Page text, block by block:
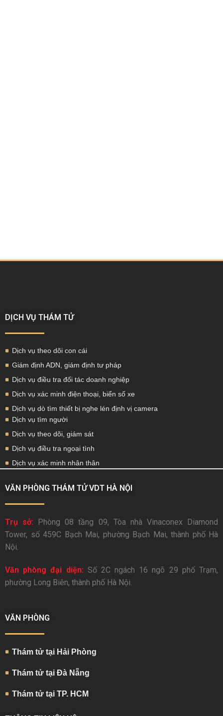
DỊCH VỤ THÁM TỬ
Dịch vụ theo dõi con cái
Giám định ADN, giám định tư pháp
Dịch vụ điều tra đối tác doanh nghiệp
Dịch vụ xác minh điện thoại, biển số xe
Dịch vụ dò tìm thiết bị nghe lén định vị camera
Dịch vụ tìm người
Dịch vụ theo dõi, giám sát
Dịch vụ điều tra ngoại tình
Dịch vụ xác minh nhân thân
VĂN PHÒNG THÁM TỬ VDT HÀ NỘI
Trụ sở: Phòng 08 tầng 09, Tòa nhà Vinaconex Diamond
Tower, số 459C Bạch Mai, phường Bạch Mai, thành phố Hà
Nội.
Văn phòng đại diện: Số 2C ngách 16 ngõ 29 phố Trạm,
phường Long Biên, thành phố Hà Nội.
VĂN PHÒNG
Thám tử tại Hải Phòng
Thám tử tại Đà Nẵng
Thám tử tại TP. HCM